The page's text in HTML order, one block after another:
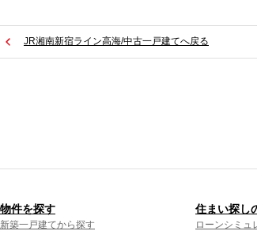
JR湘南新宿ライン高海/中古一戸建てへ戻る
物件を探す
新築一戸建てから探す
住まい探し
ローンシミュ